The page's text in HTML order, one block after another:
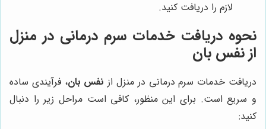
لازم را دریافت کنید.
نحوه دریافت خدمات سرم درمانی در منزل
از نفس بان
دریافت خدمات سرم درمانی در منزل از نفس بان، فرآیندی ساده
و سریع است. برای این منظور، کافی است مراحل زیر را دنبال
کنید: